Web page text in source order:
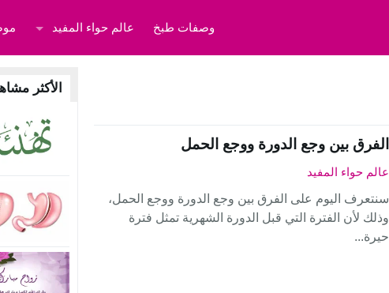
وصفات طبخ عالم حواء المفيد
الفرق بين وجع الدورة ووجع الحمل
عالم حواء المفيد
سنتعرف اليوم على الفرق بين وجع الدورة ووجع الحمل،
وذلك لأن الفترة التي قبل الدورة الشهرية تمثل فترة
حيرة...
الأكثر